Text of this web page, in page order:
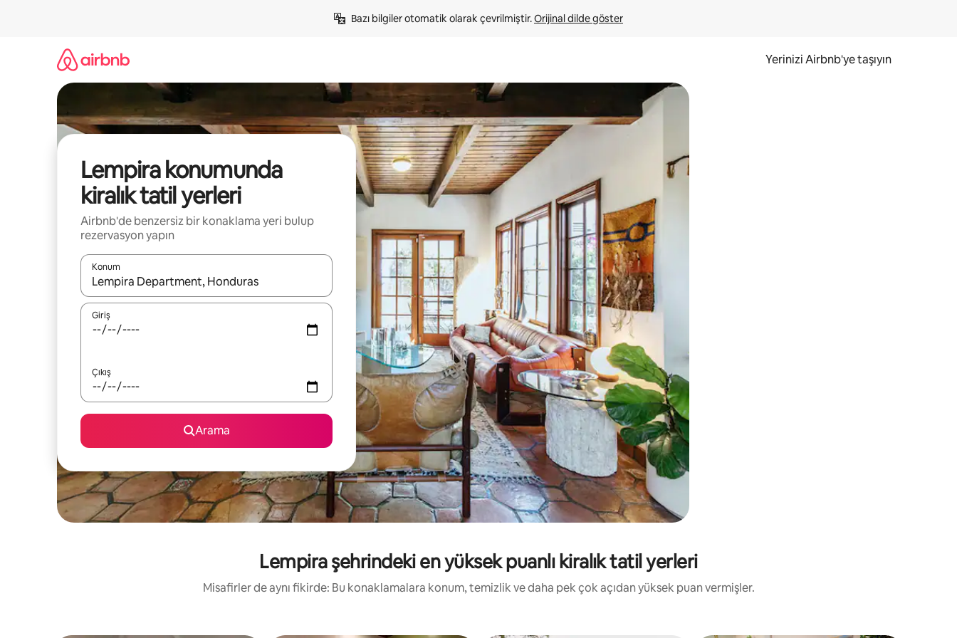
Bazı bilgiler otomatik olarak çevrilmiştir. Orijinal dilde göster
Yerinizi Airbnb'ye taşıyın
Lempira konumunda
kiralık tatil yerleri
Airbnb'de benzersiz bir konaklama yeri bulup
rezervasyon yapın
Konum
Sonuçlar kullanılabilir olduğunda yukarı ve aşağı oklarıyla gezinin veya dokunarak ya da kaydırma hareketleriyle keşfedin.
Giriş
Çıkış
Arama
Lempira şehrindeki en yüksek puanlı kiralık tatil yerleri
Misafirler de aynı fikirde: Bu konaklamalara konum, temizlik ve daha pek çok açıdan yüksek puan vermişler.